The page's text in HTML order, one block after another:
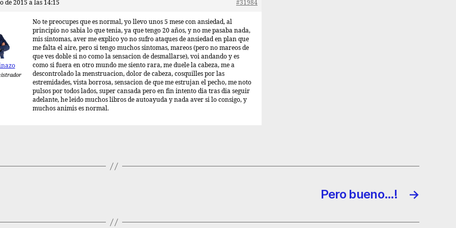
de 2015 a las 14:15 #31984
No te preocupes que es normal, yo llevo unos 5 mese con ansiedad, al
principio no sabia lo que tenia, ya que tengo 20 años, y no me pasaba nada,
mis sintomas, aver me explico yo no sufro ataques de ansiedad en plan que
me falta el aire, pero si tengo muchos sintomas, mareos (pero no mareos de
que ves doble si no como la sensacion de desmallarse), voi andando y es
como si fuera en otro mundo me siento rara, me duele la cabeza, me a
descontrolado la menstruacion, dolor de cabeza, cosquilles por las
estremidades, vista borrosa, sensacion de que me estrujan el pecho, me noto
pulsos por todos lados, super cansada pero en fin intento dia tras dia seguir
adelante, he leido muchos libros de autoayuda y nada aver si lo consigo, y
muchos animis es normal.
→
Pero bueno…!